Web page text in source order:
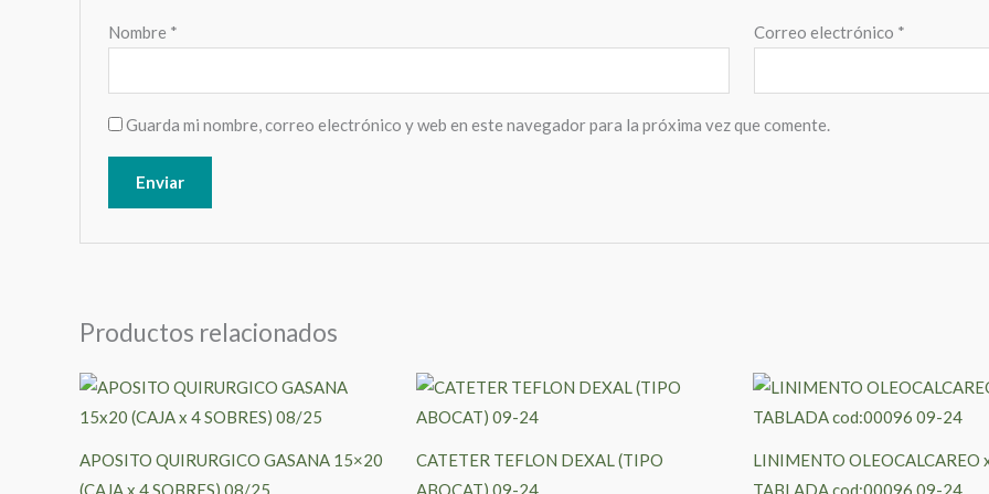
Nombre * Correo electrónico *
Guarda mi nombre, correo electrónico y web en este navegador para la próxima vez que comente.
Productos relacionados
APOSITO QUIRURGICO GASANA 15×20
(CAJA x 4 SOBRES) 08/25
CATETER TEFLON DEXAL (TIPO
ABOCAT) 09-24
Este
LINIMENTO OLEOCALCAREO
TABLADA cod:00096 09-24